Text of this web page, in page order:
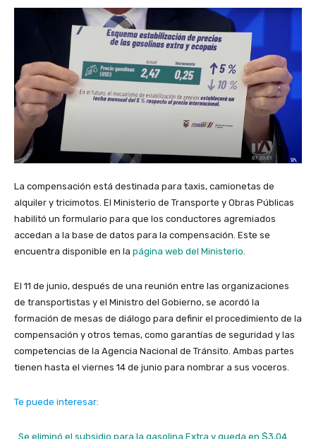
La compensación está destinada para taxis, camionetas de
alquiler y tricimotos. El Ministerio de Transporte y Obras Públicas
habilitó un formulario para que los conductores agremiados
accedan a la base de datos para la compensación. Este se
encuentra disponible en la página web del Ministerio.
El 11 de junio, después de una reunión entre las organizaciones
de transportistas y el Ministro del Gobierno, se acordó la
formación de mesas de diálogo para definir el procedimiento de la
compensación y otros temas, como garantías de seguridad y las
competencias de la Agencia Nacional de Tránsito. Ambas partes
tienen hasta el viernes 14 de junio para nombrar a sus voceros.
Te puede interesar:
. Se eliminó el subsidio para la gasolina Extra y queda en $3,04